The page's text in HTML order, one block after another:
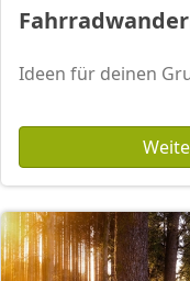
Ideen für deinen